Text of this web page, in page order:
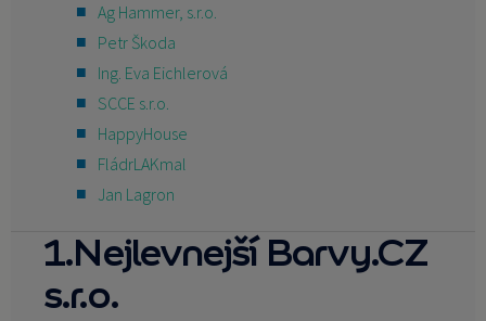
Ag Hammer, s.r.o.
Petr Škoda
Ing. Eva Eichlerová
SCCE s.r.o.
HappyHouse
FládrLAKmal
Jan Lagron
1.Nejlevnejší Barvy.CZ
s.r.o.